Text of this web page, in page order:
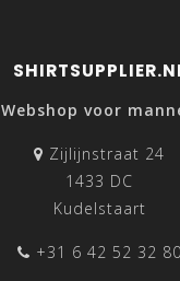
Webshop voor
Zijlijnstraat 24
1433 DC
Kudelstaart
+31 6 42 52 32 80